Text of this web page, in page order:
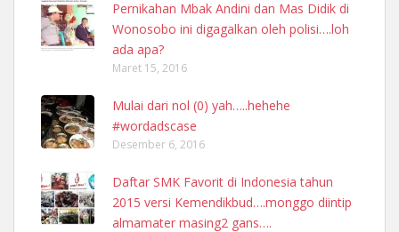
Pernikahan Mbak Andini dan Mas Didik di
Wonosobo ini digagalkan oleh polisi….loh
ada apa?
Maret 15, 2016
Mulai dari nol (0) yah…..hehehe
#wordadscase
Desember 6, 2016
Daftar SMK Favorit di Indonesia tahun
2015 versi Kemendikbud….monggo diintip
almamater masing2 gans….